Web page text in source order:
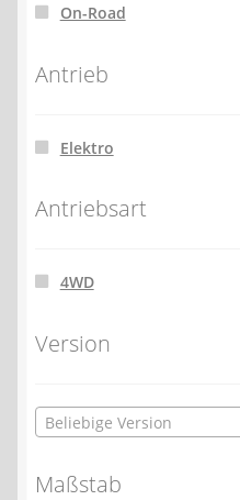
On-Road
Antrieb
Elektro
Antriebsart
4WD
Version
Beliebige Version
Maßstab